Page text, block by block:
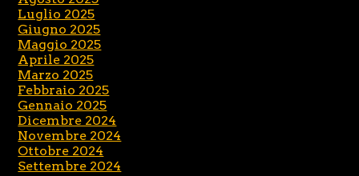
Luglio 2025
Giugno 2025
Maggio 2025
Aprile 2025
Marzo 2025
Febbraio 2025
Gennaio 2025
Dicembre 2024
Novembre 2024
Ottobre 2024
Settembre 2024